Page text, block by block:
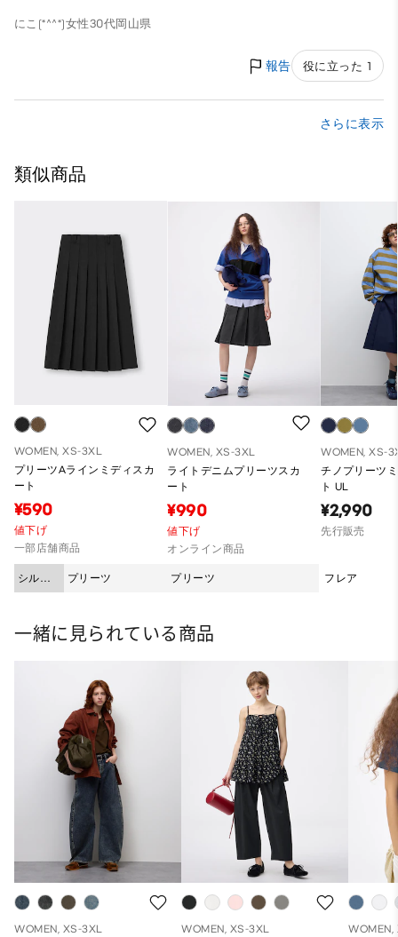
にこ(*^^*)女性30代岡山県
報告 役に立った 1
さらに表示
類似商品
WOMEN, XS-3XL
プリーツAラインミディスカ
ート
¥590
値下げ
一部店舗商品
シルエ
ット
プリーツ
WOMEN, XS-3XL
ライトデニムプリーツスカ
ート
¥990
値下げ
オンライン商品
プリーツ
WOMEN, XS-
チノプリーツ
ト UL
¥2,990
先行販売
フレア
一緒に見られている商品
WOMEN, XS-3XL WOMEN, XS-3XL WOMEN,